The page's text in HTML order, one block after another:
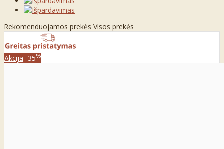
Rekomenduojamos prekės Visos prekės
Akcija -35%